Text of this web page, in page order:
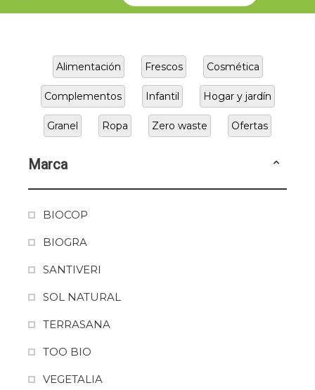
Alimentación Frescos Cosmética
Complementos Infantil Hogar y jardín
Granel Ropa Zero waste Ofertas
Marca
BIOCOP
BIOGRA
SANTIVERI
SOL NATURAL
TERRASANA
TOO BIO
VEGETALIA